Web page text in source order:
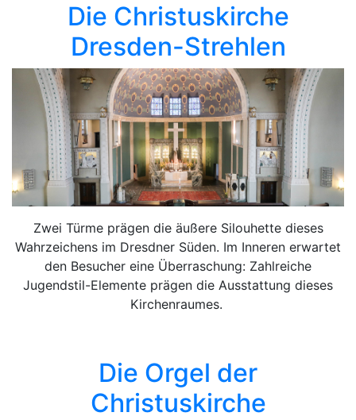
Die Christuskirche
Dresden-Strehlen
Zwei Türme prägen die äußere Silouhette dieses
Wahrzeichens im Dresdner Süden. Im Inneren erwartet
den Besucher eine Überraschung: Zahlreiche
Jugendstil-Elemente prägen die Ausstattung dieses
Kirchenraumes.
Die Orgel der
Christuskirche